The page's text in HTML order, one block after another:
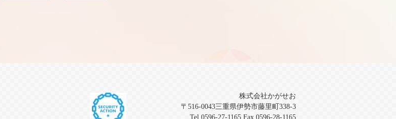
株式会社かがせお
〒516-0043三重県伊勢市藤里町338-3
Tel.0596-27-1165 Fax.0596-28-1165